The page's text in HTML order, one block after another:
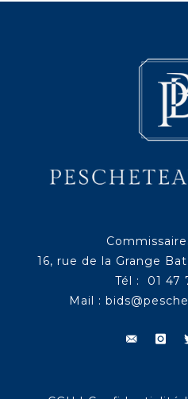
16, rue de la Grange
Tél : 01 47
Mail :